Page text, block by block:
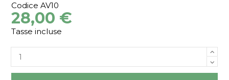
Codice AV10
28,00 €
Tasse incluse